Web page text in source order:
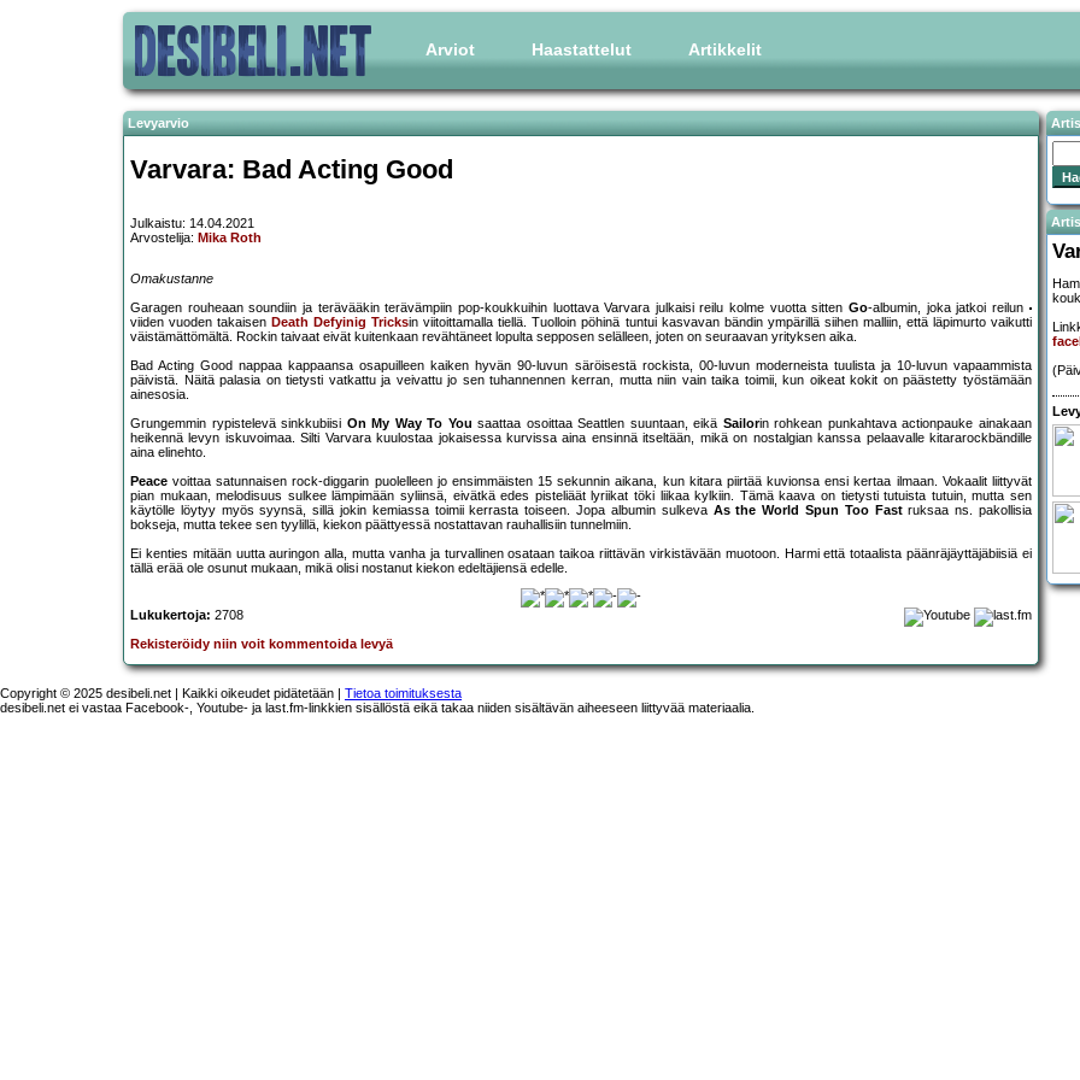
Arviot Haastattelut Artikkelit
Levyarvio
Varvara: Bad Acting Good
Julkaistu: 14.04.2021
Arvostelija: Mika Roth
Omakustanne
Garagen rouheaan soundiin ja terävääkin terävämpiin pop-koukkuihin luottava Varvara julkaisi reilu kolme vuotta sittenGo-albumin, joka jatkoi reilun
viiden vuoden takaisen Death Defyinig Tricksin viitoittamalla tiellä. Tuolloin pöhinä tuntui kasvavan bändin ympärillä siihen malliin, että läpimurto vaikutti
väistämättömältä. Rockin taivaat eivät kuitenkaan revähtäneet lopulta sepposen selälleen, joten on seuraavan yrityksen aika.
Bad Acting Good nappaa kappaansa osapuilleen kaiken hyvän 90-luvun säröisestä rockista, 00-luvun moderneista tuulista ja 10-luvun vapaammista
päivistä. Näitä palasia on tietysti vatkattu ja veivattu jo sen tuhannennen kerran, mutta niin vain taika toimii, kun oikeat kokit on päästetty työstämään
ainesosia.
Grungemmin rypistelevä sinkkubiisi On My Way To You saattaa osoittaa Seattlen suuntaan, eikä Sailorin rohkean punkahtava actionpauke ainakaan
heikennä levyn iskuvoimaa. Silti Varvara kuulostaa jokaisessa kurvissa aina ensinnä itseltään, mikä on nostalgian kanssa pelaavalle kitararockbändille
aina elinehto.
Peace voittaa satunnaisen rock-diggarin puolelleen jo ensimmäisten 15 sekunnin aikana, kun kitara piirtää kuvionsa ensi kertaa ilmaan. Vokaalit liittyvät
pian mukaan, melodisuus sulkee lämpimään syliinsä, eivätkä edes pisteliäät lyriikat töki liikaa kylkiin. Tämä kaava on tietysti tutuista tutuin, mutta sen
käytölle löytyy myös syynsä, sillä jokin kemiassa toimii kerrasta toiseen. Jopa albumin sulkeva As the World Spun Too Fastruksaa ns. pakollisia
bokseja, mutta tekee sen tyylillä, kiekon päättyessä nostattavan rauhallisiin tunnelmiin.
Ei kenties mitään uutta auringon alla, mutta vanha ja turvallinen osataan taikoa riittävän virkistävään muotoon. Harmi että totaalista päänräjäyttäjäbiisiä ei
tällä erää ole osunut mukaan, mikä olisi nostanut kiekon edeltäjiensä edelle.
Lukukertoja: 2708
Rekisteröidy niin voit kommentoida levyä
Copyright © 2025 desibeli.net | Kaikki oikeudet pidätetään | Tietoa toimituksesta
desibeli.net ei vastaa Facebook-, Youtube- ja last.fm-linkkien sisällöstä eikä takaa niiden sisältävän aiheeseen liittyvää materiaalia.